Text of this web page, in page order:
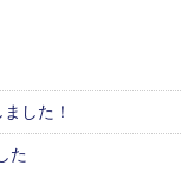
した！
た